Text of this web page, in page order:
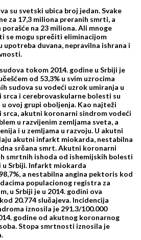
su svetski ubica broj jedan. Svake
za 17,3 miliona preranih smrti, a
na 23 miliona. Ali mnoge
se mogu sprečiti eliminacijom
duvana, nepravilna ishrana i
tokom 2014. godine u Srbiji je
od 53,3% u svim uzrocima
sudova su vodeći uzrok umiranja u
i cerebrovaskularne bolesti su
ovoj grupi oboljenja. Kao najteži
akutni koronarni sindrom vodeći
u razvijenim zemljama sveta, a
i u zemljama u razvoju. U akutni
akutni infarkt miokarda, nestabilna
srčana smrt. Akutni koronarni
smrtnih ishoda od ishemijskih bolesti
u Srbiji. Infarkt miokarda
a nestabilna angina pektoris kod
populacionog registra za
u Srbiji je u 2014. godini ova
20.774 slučajeva. Incidencija
iznosila je 291.3/100.000
godine od akutnog koronarnog
Stopa smrtnosti iznosila je